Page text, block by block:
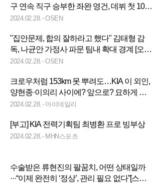
구 연속 직구 승부한 좌완 영건, 데뷔 첫 10승
을 꿈꾼다 [오!쎈 타이난]
2024.02.28. OSEN
"집안문제, 합의 잘하라고 했다" 김태형 감
독, 나균안 가정사 파문 팀내 확대 경계 [오!
쎈 오키나와]
2024.02.28. OSEN
크로우처럼 153km 못 뿌려도…KIA 이 외인,
양현종·이의리 사이에? 앞으로? 묘하게 매
력 있네
2024.02.28. 마이데일리
[부고] KIA 전력기획팀 최병환 프로 빙부상
2024.02.28. MHN스포츠
수술받은 류현진의 팔꿈치, 어떤 상태일까
···“이제 완전히 ‘정상’, 관리 필요 없다”[스경x